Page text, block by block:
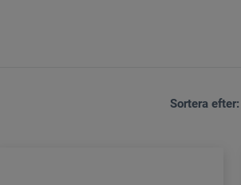
Sortera efter: